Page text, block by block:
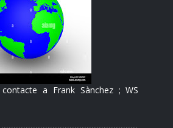
a Frank Sànchez ; WS